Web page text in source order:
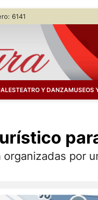
6141
TEATRO Y DANZAMUSEOS
organizadas por